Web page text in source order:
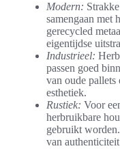
Modern:
samengaan met
gerecycled
eigentijdse
Industrieel:
passen goed
van oude pallets
esthetiek.
Rustiek: Voor
herbruikbare
gebruikt
van